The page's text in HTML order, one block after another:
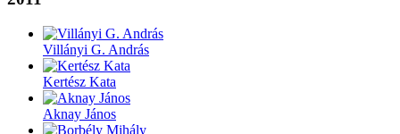
Villányi G. András
Kertész Kata
Aknay János